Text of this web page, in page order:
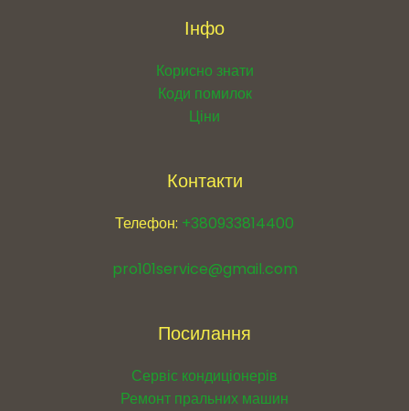
Інфо
Корисно знати
Коди помилок
Ціни
Контакти
Телефон: +380933814400
pro101service@gmail.com
Посилання
Сервіс кондиціонерів
Ремонт пральних машин